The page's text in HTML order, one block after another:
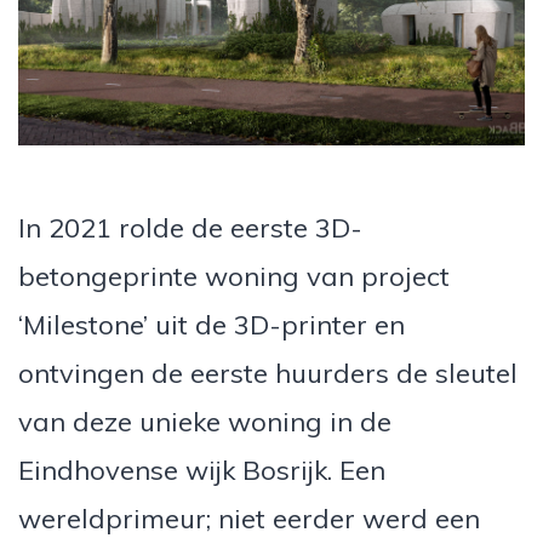
In 2021 rolde de eerste 3D-
betongeprinte woning van project
‘Milestone’ uit de 3D-printer en
ontvingen de eerste huurders de sleutel
van deze unieke woning in de
Eindhovense wijk Bosrijk. Een
wereldprimeur; niet eerder werd een